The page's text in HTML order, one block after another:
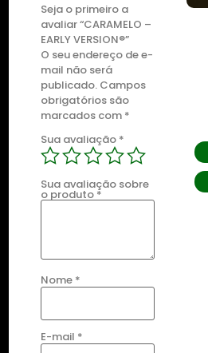
Seja o primeiro a
avaliar “CARAMELO –
EARLY VERSION®”
O seu endereço de e-
mail não será
publicado. Campos
obrigatórios são
marcados com *
Sua avaliação *
Sua avaliação sobre
o produto *
Nome *
E-mail *
DESTAQUE
ZKITTLEZ OG
R$435,00
Detalhes
Comprar